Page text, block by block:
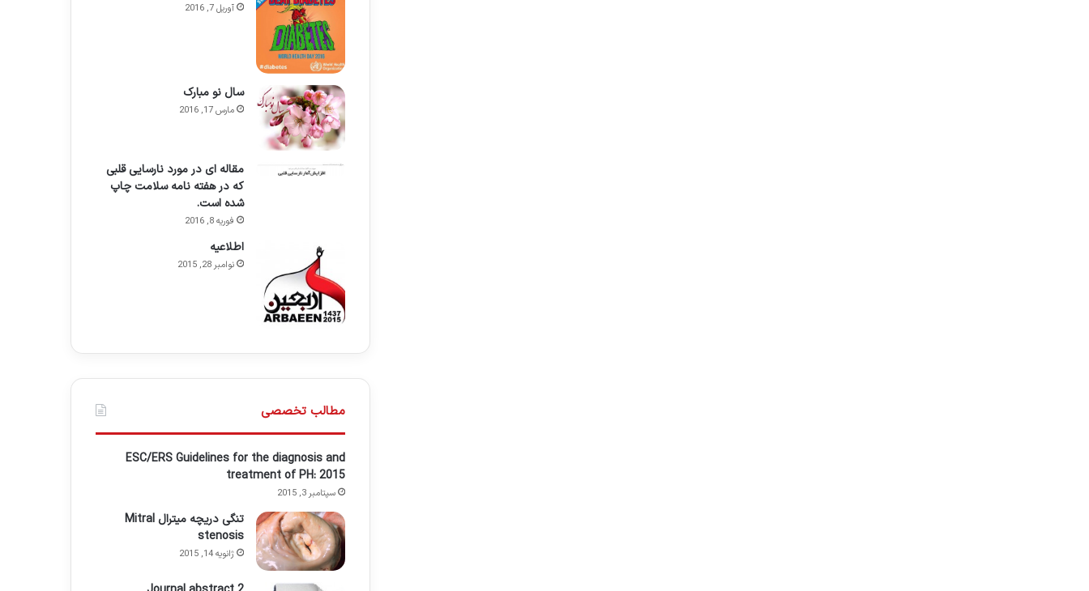
آوریل 7, 2016
سال نو مبارک
مارس 17, 2016
مقاله ای در مورد نارسایی قلبی
که در هفته نامه سلامت چاپ
شده است.
فوریه 8, 2016
اطلاعيه
نوامبر 28, 2015
مطالب تخصصی
ESC/ERS Guidelines for the diagnosis and
treatment of PH: 2015
سپتامبر 3, 2015
تنگی دریچه میترال Mitral
stenosis
ژانویه 14, 2015